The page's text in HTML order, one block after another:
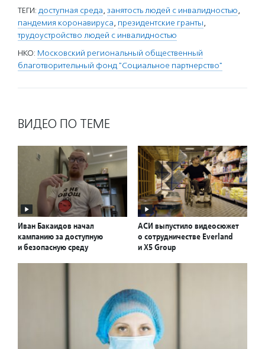
ТЕГИ: доступная среда, занятость людей с инвалидностью,
пандемия коронавируса, президентские гранты,
трудоустройство людей с инвалидностью
НКО: Московский региональный общественный
благотворительный фонд "Социальное партнерство"
ВИДЕО ПО ТЕМЕ
Иван Бакаидов начал
кампанию за доступную
и безопасную среду
АСИ выпустило видеосюжет
о сотрудничестве Everland
и X5 Group